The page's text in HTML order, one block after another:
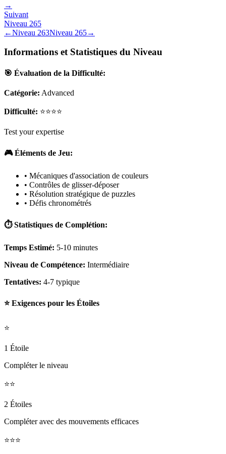
→
Suivant
Niveau 265
←Niveau 263Niveau 265→
Informations et Statistiques du Niveau
🎯 Évaluation de la Difficulté:
Catégorie: Advanced
Difficulté: ⭐⭐⭐⭐
Test your expertise
🎮 Éléments de Jeu:
• Mécaniques d'association de couleurs
• Contrôles de glisser-déposer
• Résolution stratégique de puzzles
• Défis chronométrés
⏱️ Statistiques de Complétion:
Temps Estimé: 5-10 minutes
Niveau de Compétence: Intermédiaire
Tentatives: 4-7 typique
⭐ Exigences pour les Étoiles
⭐
1 Étoile
Compléter le niveau
⭐⭐
2 Étoiles
Compléter avec des mouvements efficaces
⭐⭐⭐